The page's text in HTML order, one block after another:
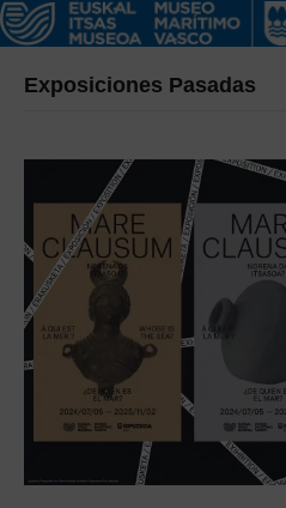
Exposiciones Pasadas